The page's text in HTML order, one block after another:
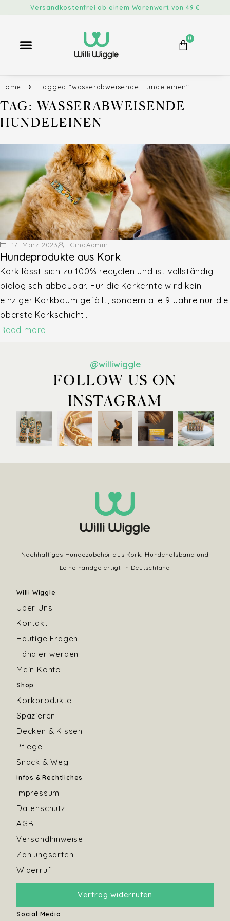
Versandkostenfrei ab einem Warenwert von 49 €
0
Home Tagged "wasserabweisende Hundeleinen"
TAG: WASSERABWEISENDE
HUNDELEINEN
17. März 2023 GinaAdmin
Hundeprodukte aus Kork
Kork lässt sich zu 100% recyclen und ist vollständig
biologisch abbaubar. Für die Korkernte wird kein
einziger Korkbaum gefällt, sondern alle 9 Jahre nur die
oberste Korkschicht…
Read more
@williwiggle
FOLLOW US ON
INSTAGRAM
Nachhaltiges Hundezubehör aus Kork. Hundehalsband und
Leine handgefertigt in Deutschland
Willi Wiggle
Über Uns
Kontakt
Häufige Fragen
Händler werden
Mein Konto
Shop
Korkprodukte
Spazieren
Decken & Kissen
Pflege
Snack & Weg
Infos & Rechtliches
Impressum
Datenschutz
AGB
Versandhinweise
Zahlungsarten
Widerruf
Vertrag widerrufen
Social Media